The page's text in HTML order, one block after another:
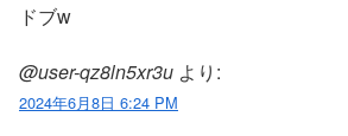
ドブw
@user-qz8ln5xr3u より:
2024年6月8日 6:24 PM